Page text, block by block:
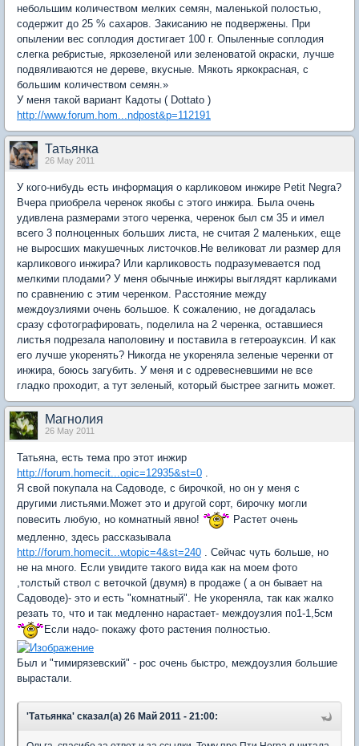
небольшим количеством мелких семян, маленькой полостью,
содержит до 25 % сахаров. Закисанию не подвержены. При
опылении вес соплодия достигает 100 г. Опыленные соплодия
слегка ребристые, яркозеленой или зеленоватой окраски, лучше
подвяливаются не дереве, вкусные. Мякоть яркокрасная, с
большим количеством семян.»
У меня такой вариант Кадоты ( Dottato )
http://www.forum.hom...ndpost&p=112191
Татьянка
26 May 2011
У кого-нибудь есть информация о карликовом инжире Petit Negra?
Вчера приобрела черенок якобы с этого инжира. Была очень
удивлена размерами этого черенка, черенок был см 35 и имел
всего 3 полноценных больших листа, не считая 2 маленьких, еще
не выросших макушечных листочков.Не великоват ли размер для
карликового инжира? Или карликовость подразумевается под
мелкими плодами? У меня обычные инжиры выглядят карликами
по сравнению с этим черенком. Расстояние между
междоузлиями очень большое. К сожалению, не догадалась
сразу сфотографировать, поделила на 2 черенка, оставшиеся
листья подрезала наполовину и поставила в гетероауксин. И как
его лучше укоренять? Никогда не укореняла зеленые черенки от
инжира, боюсь загубить. У меня и с одревесневшими не все
гладко проходит, а тут зеленый, который быстрее загнить может.
Магнолия
26 May 2011
Татьяна, есть тема про этот инжир
http://forum.homecit...opic=12935&st=0 .
Я свой покупала на Садоводе, с бирочкой, но он у меня с
другими листьями.Может это и другой сорт, бирочку могли
повесить любую, но комнатный явно!
Растет очень
медленно, здесь рассказывала
http://forum.homecit...wtopic=4&st=240 . Сейчас чуть больше, но
не на много. Если увидите такого вида как на моем фото
,толстый ствол с веточкой (двумя) в продаже ( а он бывает на
Садоводе)- это и есть "комнатный". Не укореняла, так как жалко
резать то, что и так медленно нарастает- междоузлия по1-1,5см
Если надо- покажу фото растения полностью.
Был и "тимирязевский" - рос очень быстро, междоузлия большие
вырастали.
'Татьянка' сказал(а) 26 Май 2011 - 21:00: